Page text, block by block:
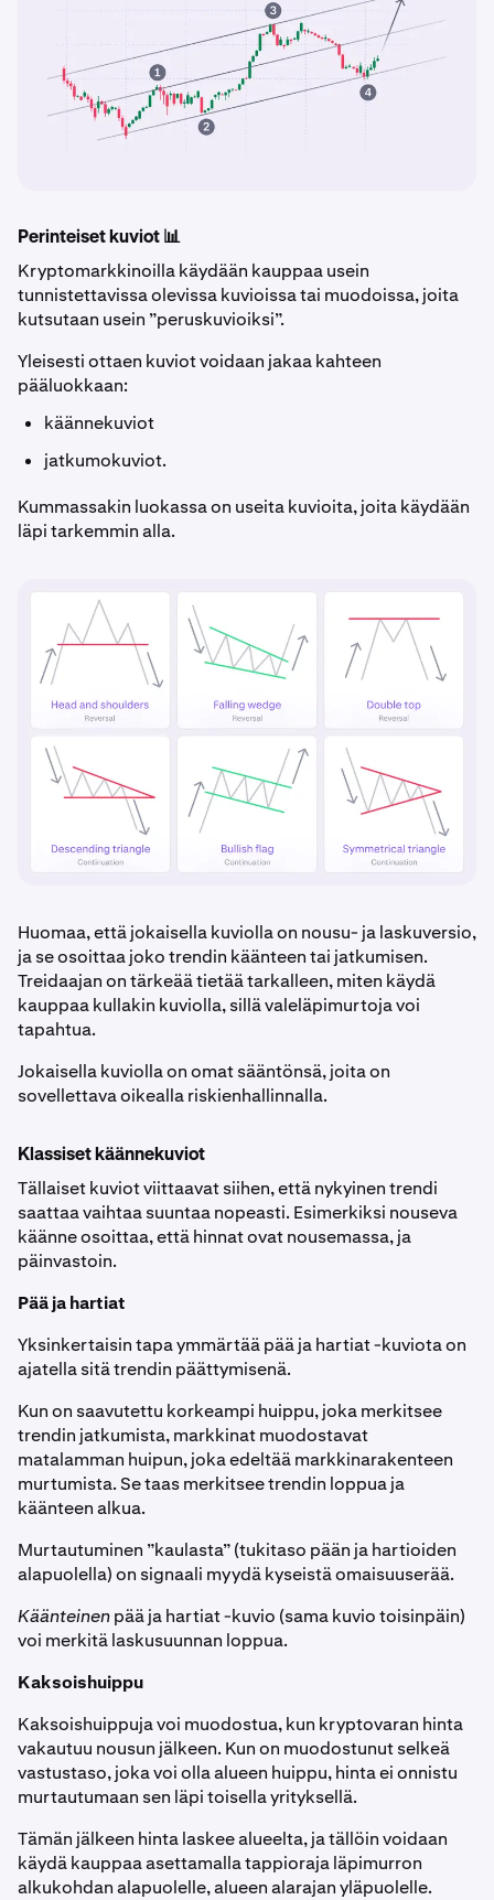
Perinteiset kuviot 📊
Kryptomarkkinoilla käydään kauppaa usein
tunnistettavissa olevissa kuvioissa tai muodoissa, joita
kutsutaan usein ”peruskuvioiksi”.
Yleisesti ottaen kuviot voidaan jakaa kahteen
pääluokkaan:
käännekuviot
jatkumokuviot.
Kummassakin luokassa on useita kuvioita, joita käydään
läpi tarkemmin alla.
Huomaa, että jokaisella kuviolla on nousu- ja laskuversio,
ja se osoittaa joko trendin käänteen tai jatkumisen.
Treidaajan on tärkeää tietää tarkalleen, miten käydä
kauppaa kullakin kuviolla, sillä valeläpimurtoja voi
tapahtua.
Jokaisella kuviolla on omat sääntönsä, joita on
sovellettava oikealla riskienhallinnalla.
Klassiset käännekuviot
Tällaiset kuviot viittaavat siihen, että nykyinen trendi
saattaa vaihtaa suuntaa nopeasti. Esimerkiksi nouseva
käänne osoittaa, että hinnat ovat nousemassa, ja
päinvastoin.
Pää ja hartiat
Yksinkertaisin tapa ymmärtää pää ja hartiat -kuviota on
ajatella sitä trendin päättymisenä.
Kun on saavutettu korkeampi huippu, joka merkitsee
trendin jatkumista, markkinat muodostavat
matalamman huipun, joka edeltää markkinarakenteen
murtumista. Se taas merkitsee trendin loppua ja
käänteen alkua.
Murtautuminen ”kaulasta” (tukitaso pään ja hartioiden
alapuolella) on signaali myydä kyseistä omaisuuserää.
Käänteinenpää ja hartiat -kuvio (sama kuvio toisinpäin)
voi merkitä laskusuunnan loppua.
Kaksoishuippu
Kaksoishuippuja voi muodostua, kun kryptovaran hinta
vakautuu nousun jälkeen. Kun on muodostunut selkeä
vastustaso, joka voi olla alueen huippu, hinta ei onnistu
murtautumaan sen läpi toisella yrityksellä.
Tämän jälkeen hinta laskee alueelta, ja tällöin voidaan
käydä kauppaa asettamalla tappioraja läpimurron
alkukohdan alapuolelle, alueen alarajan yläpuolelle.